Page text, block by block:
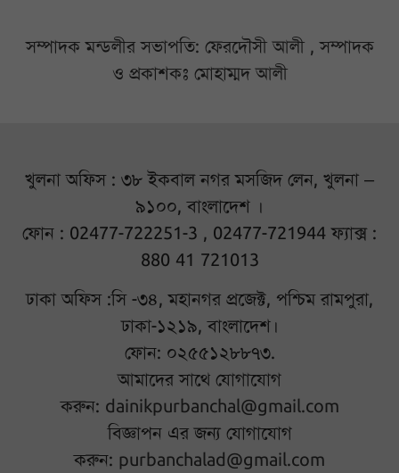
সম্পাদক মন্ডলীর সভাপতি: ফেরদৌসী আলী , সম্পাদক
ও প্রকাশকঃ মোহাম্মদ আলী
খুলনা অফিস : ৩৮ ইকবাল নগর মসজিদ লেন, খুলনা –
৯১০০, বাংলাদেশ ।
ফোন : 02477-722251-3 , 02477-721944 ফ্যাক্স :
880 41 721013
ঢাকা অফিস :সি -৩৪, মহানগর প্রজেক্ট, পশ্চিম রামপুরা,
ঢাকা-১২১৯, বাংলাদেশ।
ফোন: ০২৫৫১২৮৮৭৩.
আমাদের সাথে যোগাযোগ
করুন: dainikpurbanchal@gmail.com
বিজ্ঞাপন এর জন্য যোগাযোগ
করুন: purbanchalad@gmail.com